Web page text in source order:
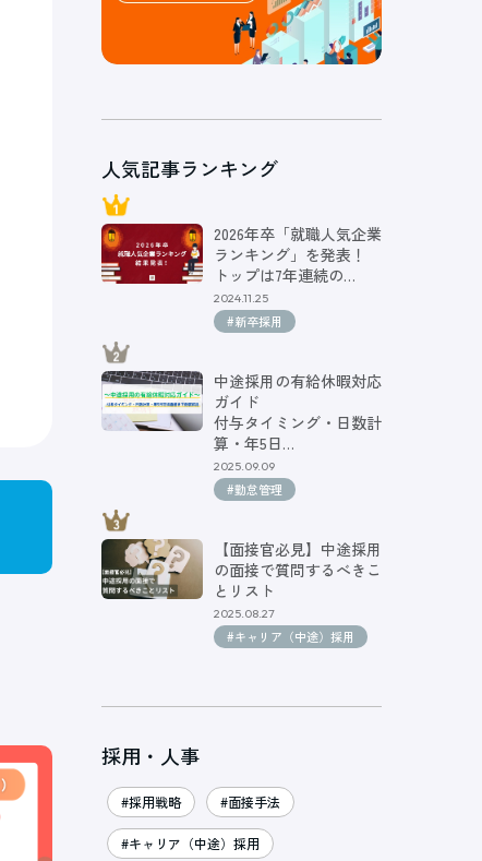
人気記事ランキング
2026年卒「就職人気企業
ランキング」を発表！
トップは7年連続の…
2024.11.25
#新卒採用
中途採用の有給休暇対応
ガイド
付与タイミング・日数計
算・年5日…
2025.09.09
#勤怠管理
【面接官必見】中途採用
の面接で質問するべきこ
とリスト
2025.08.27
#キャリア（中途）採用
採用・人事
#採用戦略 #面接手法
#キャリア（中途）採用